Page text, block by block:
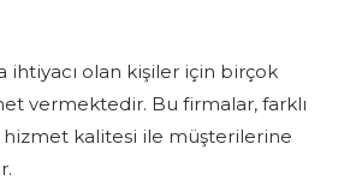
ihtiyacı olan kişiler için birçok
vermektedir. Bu firmalar, farklı
kalitesi ile müşterilerine